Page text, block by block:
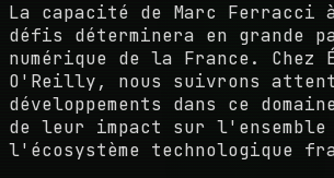
La capacité de Marc Ferracci
défis déterminera en grande
numérique de la France. Chez
O'Reilly, nous suivrons
développements dans ce
de leur impact sur l'ensemble
l'écosystème technologique